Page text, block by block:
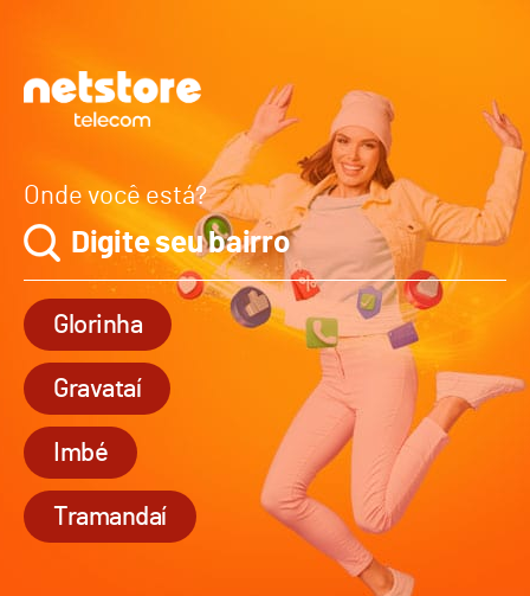
Onde você está?
Glorinha
Gravataí
Imbé
Tramandaí